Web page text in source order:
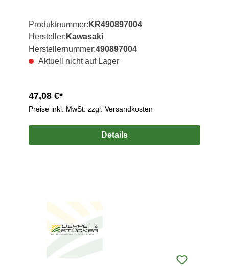
Produktnummer: KR490897004
Hersteller: Kawasaki
Herstellernummer:490897004
Aktuell nicht auf Lager
47,08 €*
Preise inkl. MwSt. zzgl. Versandkosten
Details